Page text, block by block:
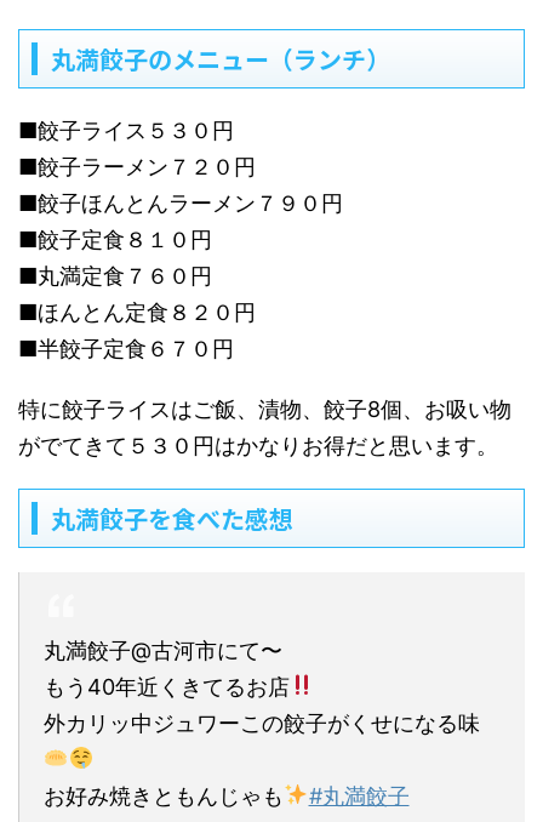
丸満餃子のメニュー（ランチ）
■餃子ライス５３０円
■餃子ラーメン７２０円
■餃子ほんとんラーメン７９０円
■餃子定食８１０円
■丸満定食７６０円
■ほんとん定食８２０円
■半餃子定食６７０円
特に餃子ライスはご飯、漬物、餃子8個、お吸い物
がでてきて５３０円はかなりお得だと思います。
丸満餃子を食べた感想
丸満餃子@古河市にて〜
もう40年近くきてるお店
外カリッ中ジュワーこの餃子がくせになる味
お好み焼きともんじゃも
#丸満餃子